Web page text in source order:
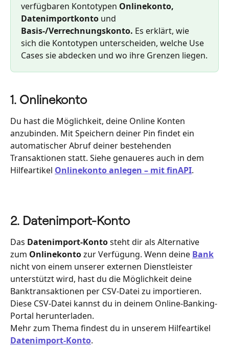
verfügbaren Kontotypen Onlinekonto,
Datenimportkonto und
Basis-/Verrechnungskonto. Es erklärt, wie
sich die Kontotypen unterscheiden, welche Use
Cases sie abdecken und wo ihre Grenzen liegen.
1. Onlinekonto
Du hast die Möglichkeit, deine Online Konten
anzubinden. Mit Speichern deiner Pin findet ein
automatischer Abruf deiner bestehenden
Transaktionen statt. Siehe genaueres auch in dem
Hilfeartikel Onlinekonto anlegen – mit finAPI.
2. Datenimport-Konto
Das Datenimport-Konto steht dir als Alternative
zum Onlinekonto zur Verfügung. Wenn deine Bank
nicht von einem unserer externen Dienstleister
unterstützt wird, hast du die Möglichkeit deine
Banktransaktionen per CSV-Datei zu importieren.
Diese CSV-Datei kannst du in deinem Online-Banking-
Portal herunterladen.
Mehr zum Thema findest du in unserem Hilfeartikel
Datenimport-Konto.